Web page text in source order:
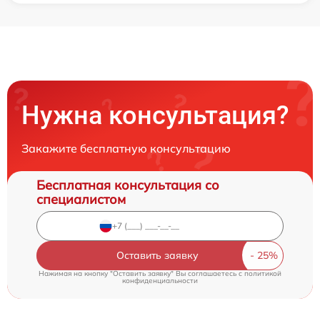
Нужна консультация?
Закажите бесплатную консультацию
Бесплатная консультация со
специалистом
Оставить заявку
Нажимая на кнопку "Оставить заявку" Вы соглашаетесь cполитикой
конфиденциальности